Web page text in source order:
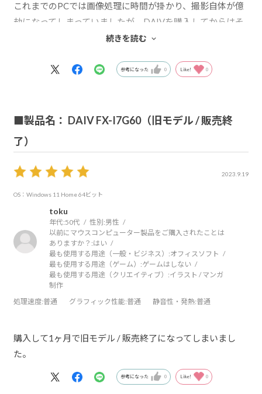
これまでのPCでは画像処理に時間が掛かり、撮影自体が億
劫になってしまっていましたが、DAIVを購入してからはそ
のようなストレスから解放され、撮影＋画像処理を楽しん
最近は一眼レフで撮影した画像のサイズも大きいので、す
続きを読む
参考になった 0 Like! 0
■製品名： DAIV FX-I7G60（旧モデル / 販売終
了）
2023.9.19
OS：Windows 11 Home 64ビット
toku
年代:50代 性別:男性
以前にマウスコンピューター製品をご購入されたことは
ありますか？:はい
最も使用する用途（一般・ビジネス）:オフィスソフト
最も使用する用途（ゲーム）:ゲームはしない
最も使用する用途（クリエイティブ）:イラスト / マンガ
制作
処理速度:普通 グラフィック性能:普通 静音性・発熱:普通
購入して1ヶ月で旧モデル / 販売終了になってしまいまし
た。
参考になった 0 Like! 0